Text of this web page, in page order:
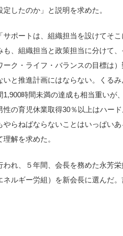
したのか」と説明を求めた。
サポートは、組織担当を設けてそ
も、組織担当と政策担当に分けて
ーク・ライフ・バランスの目標は
いと推進計画にはならない。くる
1,900時間未満の達成も相当重いが
性の育児休業取得30％以上はハー
やらねばならないことはいっぱい
解を求めた。
われ、５年間、会長を務めた永芳
ネルギー労組）を新会長に選んだ